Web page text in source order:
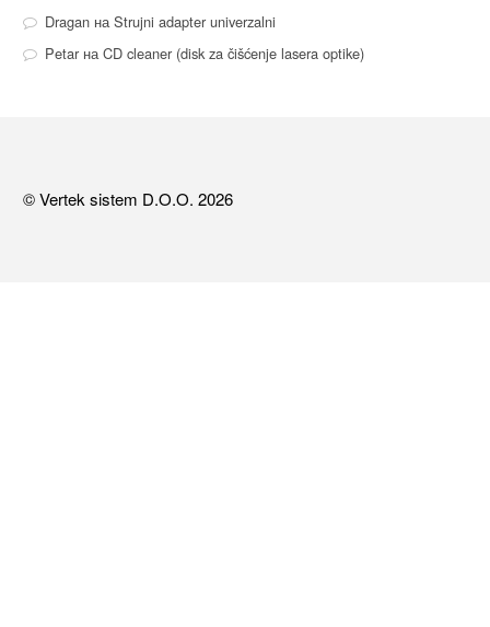
DraganнаStrujni adapter univerzalni
PetarнаCD cleaner (disk za čišćenje lasera optike)
© Vertek sistem D.O.O. 2026